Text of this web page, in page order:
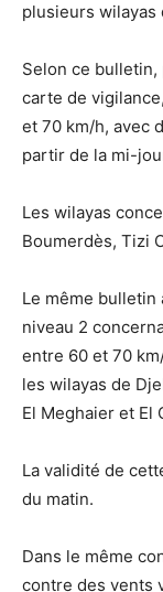
plusieurs wilayas
Selon ce bulletin,
carte de
et 70 km/h, avec
partir de la mi-
Les wilayas
Boumerdès, Tizi
Le même bulletin
niveau 2
entre 60 et 70
les wilayas de
El Meghaier et El
La validité de
du matin.
Dans le même
contre des vents